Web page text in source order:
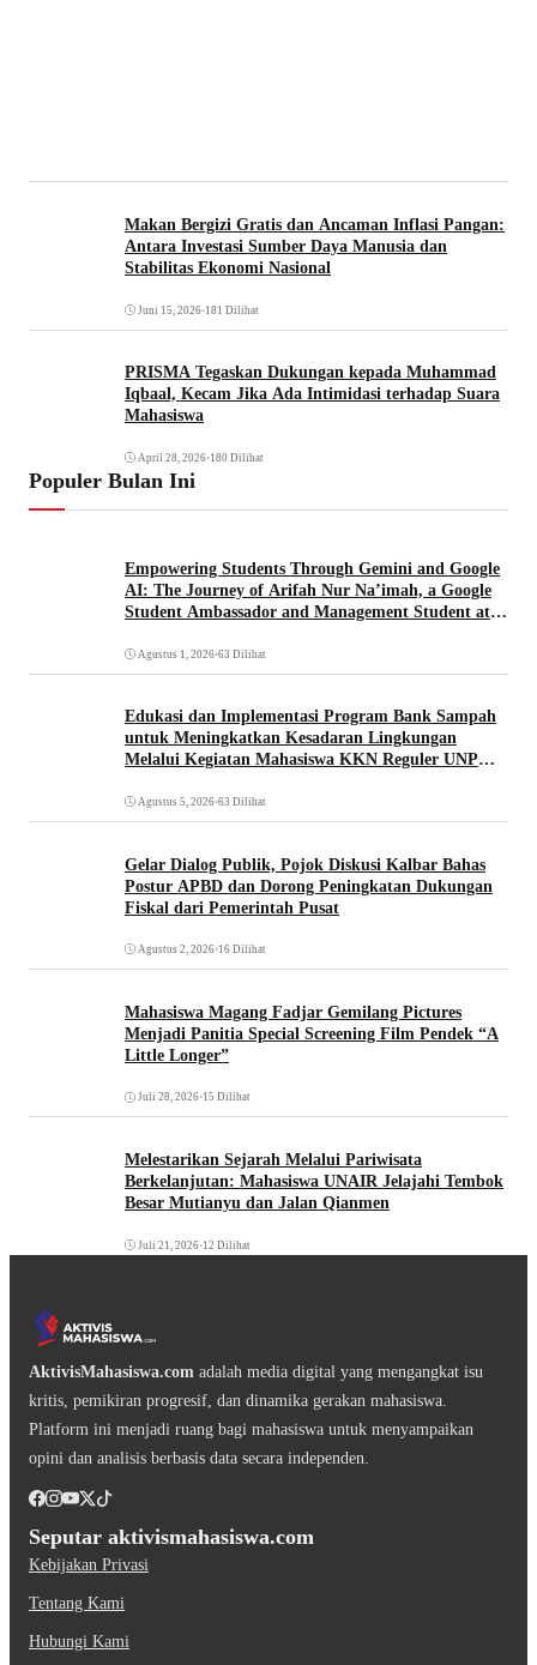
Makan Bergizi Gratis dan Ancaman Inflasi Pangan:
Antara Investasi Sumber Daya Manusia dan
Stabilitas Ekonomi Nasional
Juni 15, 2026•181 Dilihat
PRISMA Tegaskan Dukungan kepada Muhammad
Iqbaal, Kecam Jika Ada Intimidasi terhadap Suara
Mahasiswa
April 28, 2026•180 Dilihat
Populer Bulan Ini
Empowering Students Through Gemini and Google
AI: The Journey of Arifah Nur Na’imah, a Google
Student Ambassador and Management Student at
Agustus 1, 2026•63 Dilihat
Edukasi dan Implementasi Program Bank Sampah
untuk Meningkatkan Kesadaran Lingkungan
Melalui Kegiatan Mahasiswa KKN Reguler UNP
Agustus 5, 2026•63 Dilihat
Gelar Dialog Publik, Pojok Diskusi Kalbar Bahas
Postur APBD dan Dorong Peningkatan Dukungan
Fiskal dari Pemerintah Pusat
Agustus 2, 2026•16 Dilihat
Mahasiswa Magang Fadjar Gemilang Pictures
Menjadi Panitia Special Screening Film Pendek “A
Little Longer”
Juli 28, 2026•15 Dilihat
Melestarikan Sejarah Melalui Pariwisata
Berkelanjutan: Mahasiswa UNAIR Jelajahi Tembok
Besar Mutianyu dan Jalan Qianmen
Juli 21, 2026•12 Dilihat
AktivisMahasiswa.com adalah media digital yang mengangkat isu
kritis, pemikiran progresif, dan dinamika gerakan mahasiswa.
Platform ini menjadi ruang bagi mahasiswa untuk menyampaikan
opini dan analisis berbasis data secara independen.
Seputar aktivismahasiswa.com
Kebijakan Privasi
Tentang Kami
Hubungi Kami